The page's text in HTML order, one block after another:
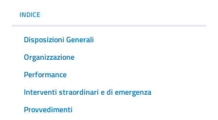
INDICE
Disposizioni Generali
Organizzazione
Performance
Interventi straordinari e di emergenza
Provvedimenti